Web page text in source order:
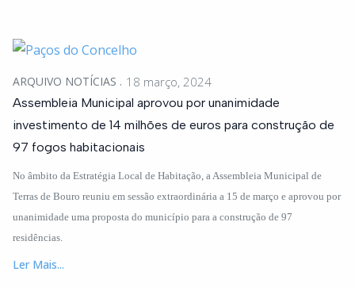
ARQUIVO NOTÍCIAS 18 março, 2024
Assembleia Municipal aprovou por unanimidade
investimento de 14 milhões de euros para construção de
97 fogos habitacionais
No âmbito da Estratégia Local de Habitação, a Assembleia Municipal de
Terras de Bouro reuniu em sessão extraordinária a 15 de março e aprovou por
unanimidade uma proposta do município para a construção de 97
residências.
Ler Mais...